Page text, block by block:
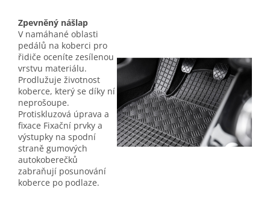
Zpevněný nášlap
V namáhané oblasti
pedálů na koberci pro
řidiče oceníte zesílenou
vrstvu materiálu.
Prodlužuje životnost
koberce, který se díky ní
neprošoupe.
Protiskluzová úprava a
fixace Fixační prvky a
výstupky na spodní
straně gumových
autokoberečků
zabraňují posunování
koberce po podlaze.